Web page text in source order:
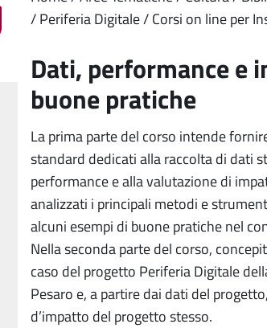
principale
Periferia Digitale Corsi on line per
Dati, performance e
buone pratiche
La prima parte del corso intende
standard dedicati alla raccolta di dati
performance e alla valutazione di
analizzati i principali metodi e
alcuni esempi di buone pratiche nel
Nella seconda parte del corso,
caso del progetto Periferia Digitale
Pesaro e, a partire dai dati del
d’impatto del progetto stesso.